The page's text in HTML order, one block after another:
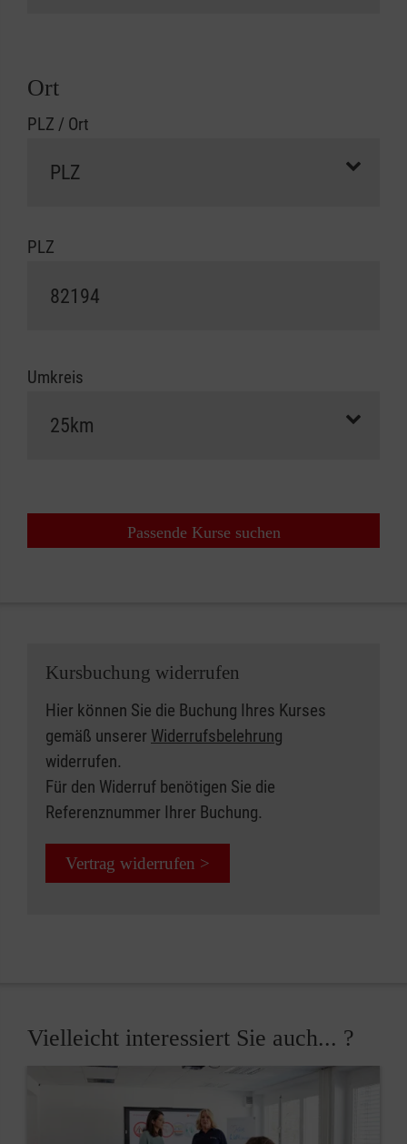
Ort
PLZ / Ort
PLZ
Umkreis
Passende Kurse suchen
Kursbuchung widerrufen
Hier können Sie die Buchung Ihres Kurses
gemäß unserer Widerrufsbelehrung
widerrufen.
Für den Widerruf benötigen Sie die
Referenznummer Ihrer Buchung.
Vertrag widerrufen >
Vielleicht interessiert Sie auch... ?